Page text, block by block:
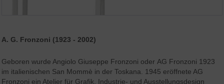
A. G. Fronzoni (1923 - 2002)
Geboren wurde Angiolo Giuseppe Fronzoni oder AG Fronzoni 1923
im italienischen San Mommè in der Toskana. 1945 eröffnete AG
Fronzoni ein Atelier für Grafik, Industrie- und Ausstellungsdesign